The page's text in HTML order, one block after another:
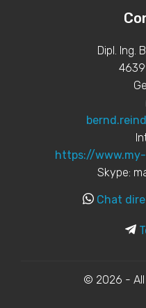
Dipl. Ing.
https://
Skype:
Chat
© 2026 - All